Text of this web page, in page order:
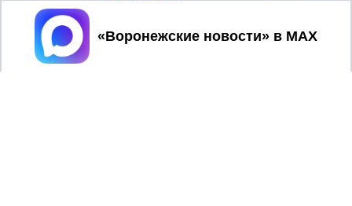
Принять